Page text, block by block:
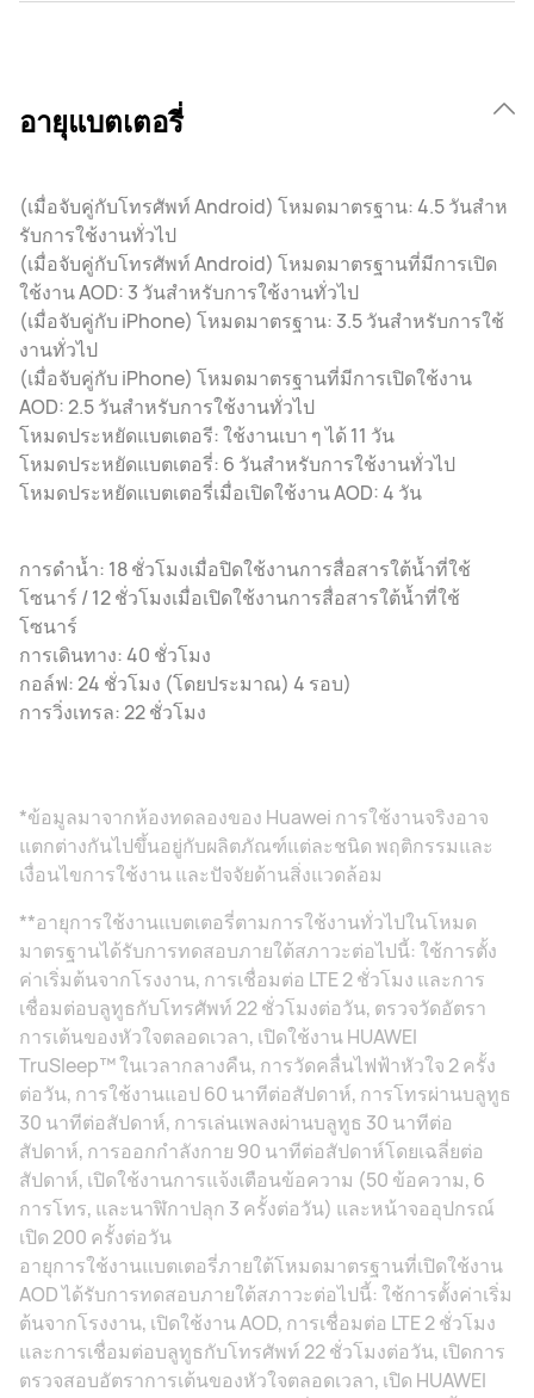
อายุแบตเตอรี่
(เมื่อจับคู่กับโทรศัพท์ Android) โหมดมาตรฐาน: 4.5 วันสําห
รับการใช้งานทั่วไป
(เมื่อจับคู่กับโทรศัพท์ Android) โหมดมาตรฐานที่มีการเปิด
ใช้งาน AOD: 3 วันสําหรับการใช้งานทั่วไป
(เมื่อจับคู่กับ iPhone) โหมดมาตรฐาน: 3.5 วันสําหรับการใช้
งานทั่วไป
(เมื่อจับคู่กับ iPhone) โหมดมาตรฐานที่มีการเปิดใช้งาน
AOD: 2.5 วันสําหรับการใช้งานทั่วไป
โหมดประหยัดแบตเตอรี: ใช้งานเบา ๆ ได้ 11 วัน
โหมดประหยัดแบตเตอรี่: 6 วันสําหรับการใช้งานทั่วไป
โหมดประหยัดแบตเตอรี่เมื่อเปิดใช้งาน AOD: 4 วัน
การดําน้ำ: 18 ชั่วโมงเมื่อปิดใช้งานการสื่อสารใต้น้ำที่ใช้
โซนาร์ / 12 ชั่วโมงเมื่อเปิดใช้งานการสื่อสารใต้น้ำที่ใช้
โซนาร์
การเดินทาง: 40 ชั่วโมง
กอล์ฟ: 24 ชั่วโมง (โดยประมาณ) 4 รอบ)
การวิ่งเทรล: 22 ชั่วโมง
*ข้อมูลมาจากห้องทดลองของ Huawei การใช้งานจริงอาจ
แตกต่างกันไปขึ้นอยู่กับผลิตภัณฑ์แต่ละชนิด พฤติกรรมและ
เงื่อนไขการใช้งาน และปัจจัยด้านสิ่งแวดล้อม
**อายุการใช้งานแบตเตอรี่ตามการใช้งานทั่วไปในโหมด
มาตรฐานได้รับการทดสอบภายใต้สภาวะต่อไปนี้: ใช้การตั้ง
ค่าเริ่มต้นจากโรงงาน, การเชื่อมต่อ LTE 2 ชั่วโมง และการ
เชื่อมต่อบลูทูธกับโทรศัพท์ 22 ชั่วโมงต่อวัน, ตรวจวัดอัตรา
การเต้นของหัวใจตลอดเวลา, เปิดใช้งาน HUAWEI
TruSleep™ ในเวลากลางคืน, การวัดคลื่นไฟฟ้าหัวใจ 2 ครั้ง
ต่อวัน, การใช้งานแอป 60 นาทีต่อสัปดาห์, การโทรผ่านบลูทูธ
30 นาทีต่อสัปดาห์, การเล่นเพลงผ่านบลูทูธ 30 นาทีต่อ
สัปดาห์, การออกกําลังกาย 90 นาทีต่อสัปดาห์โดยเฉลี่ยต่อ
สัปดาห์, เปิดใช้งานการแจ้งเตือนข้อความ (50 ข้อความ, 6
การโทร, และนาฬิกาปลุก 3 ครั้งต่อวัน) และหน้าจออุปกรณ์
เปิด 200 ครั้งต่อวัน
อายุการใช้งานแบตเตอรี่ภายใต้โหมดมาตรฐานที่เปิดใช้งาน
AOD ได้รับการทดสอบภายใต้สภาวะต่อไปนี้: ใช้การตั้งค่าเริ่ม
ต้นจากโรงงาน, เปิดใช้งาน AOD, การเชื่อมต่อ LTE 2 ชั่วโมง
และการเชื่อมต่อบลูทูธกับโทรศัพท์ 22 ชั่วโมงต่อวัน, เปิดการ
ตรวจสอบอัตราการเต้นของหัวใจตลอดเวลา, เปิด HUAWEI